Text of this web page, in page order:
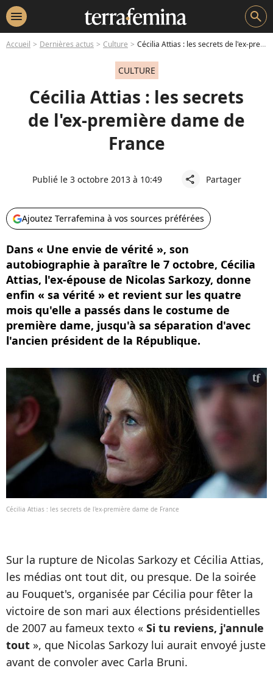
menu search
Accueil Dernières actus Culture Cécilia Attias : les secrets de l'ex-première dame de France
CULTURE
Cécilia Attias : les secrets
de l'ex-première dame de
France
Publié le 3 octobre 2013 à 10:49 share Partager
Ajoutez Terrafemina à vos sources préférées
Dans « Une envie de vérité », son
autobiographie à paraître le 7 octobre, Cécilia
Attias, l'ex-épouse de Nicolas Sarkozy, donne
enfin « sa vérité » et revient sur les quatre
mois qu'elle a passés dans le costume de
première dame, jusqu'à sa séparation d'avec
l'ancien président de la République.
Cécilia Attias : les secrets de l'ex-première dame de France
Sur la rupture de Nicolas Sarkozy et Cécilia Attias,
les médias ont tout dit, ou presque. De la soirée
au Fouquet's, organisée par Cécilia pour fêter la
victoire de son mari aux élections présidentielles
de 2007 au fameux texto « Si tu reviens, j'annule
tout », que Nicolas Sarkozy lui aurait envoyé juste
avant de convoler avec Carla Bruni.